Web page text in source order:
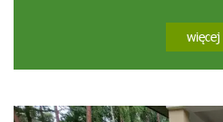
więcej